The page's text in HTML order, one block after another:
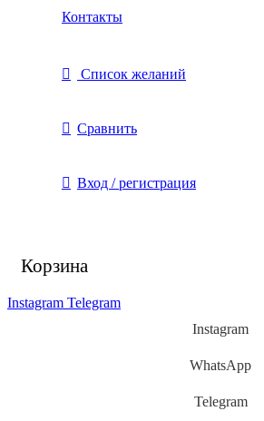
Контакты
Список желаний
Сравнить
Вход / регистрация
Корзина
Instagram Telegram
Instagram
WhatsApp
Telegram